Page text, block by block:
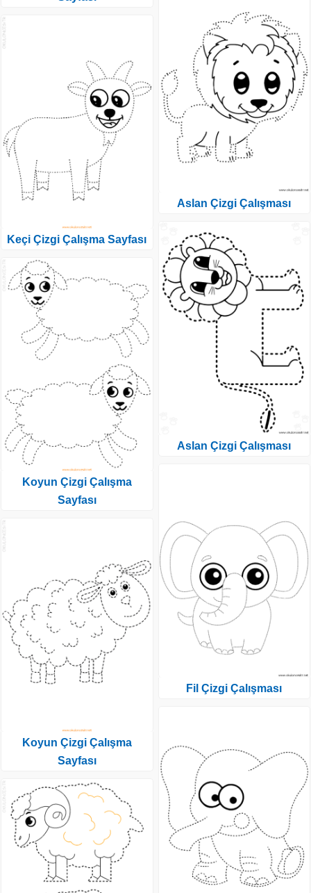
Keçi Çizgi Çalışma Sayfası
Koyun Çizgi Çalışma
Sayfası
Koyun Çizgi Çalışma
Sayfası
Aslan Çizgi Çalışması
Aslan Çizgi Çalışması
Fil Çizgi Çalışması